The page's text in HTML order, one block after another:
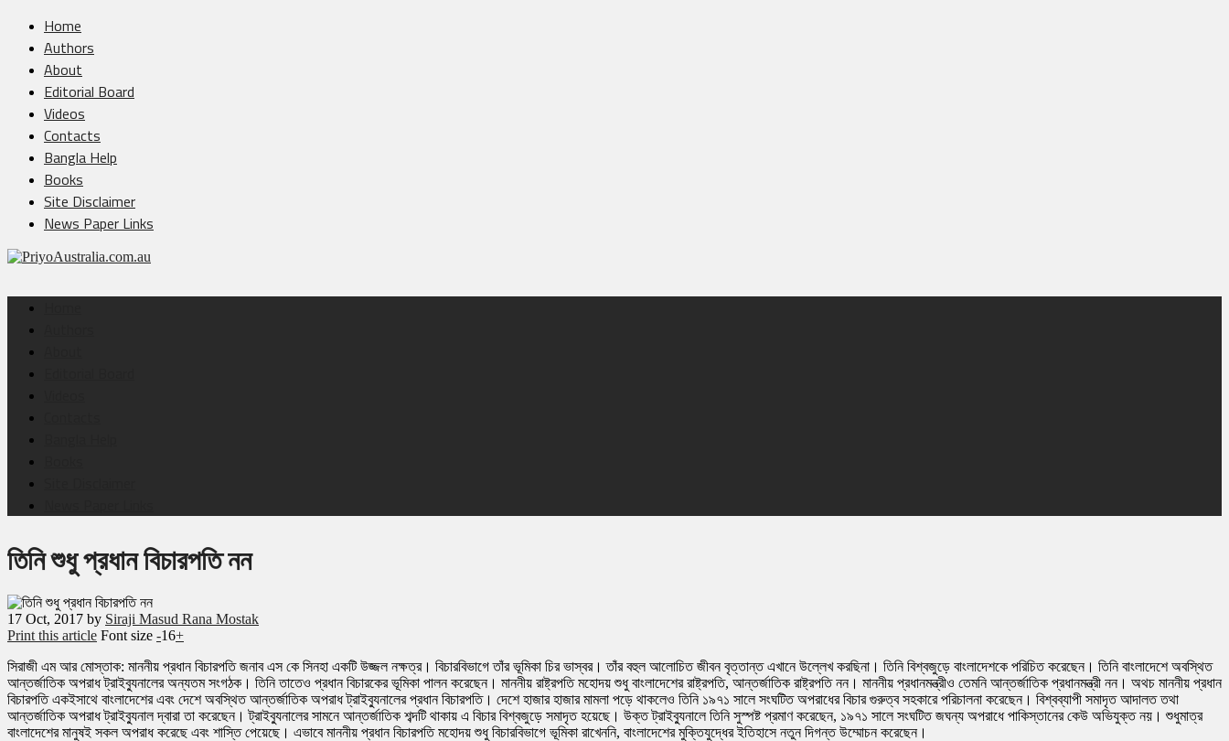
Home
Authors
About
Editorial Board
Videos
Contacts
Bangla Help
Books
Site Disclaimer
News Paper Links
তিনি শুধু প্রধান বিচারপতি নন
17 Oct, 2017 by Siraji Masud Rana Mostak
Print this article Font size -16+
সিরাজী এম আর মোস্তাক: মাননীয় প্রধান বিচারপতি জনাব এস কে সিনহা একটি উজ্জল নক্ষত্র। বিচারবিভাগে তাঁর ভূমিকা চির ভাস্বর। তাঁর বহুল আলোচিত জীবন বৃত্তান্ত এখানে উল্লেখ করছিনা। তিনি বিশ্বজুড়ে বাংলাদেশকে পরিচিত করেছেন। তিনি বাংলাদেশে অবস্থিত
আন্তর্জাতিক অপরাধ ট্রাইব্যুনালের অন্যতম সংগঠক। তিনি তাতেও প্রধান বিচারকের ভূমিকা পালন করেছেন। মাননীয় রাষ্ট্রপতি মহোদয় শুধু বাংলাদেশের রাষ্ট্রপতি, আন্তর্জাতিক রাষ্ট্রপতি নন। মাননীয় প্রধানমন্ত্রীও তেমনি আন্তর্জাতিক প্রধানমন্ত্রী নন। অথচ মাননীয় প্রধান
বিচারপতি একইসাথে বাংলাদেশের এবং দেশে অবস্থিত আন্তর্জাতিক অপরাধ ট্রাইব্যুনালের প্রধান বিচারপতি। দেশে হাজার হাজার মামলা পড়ে থাকলেও তিনি ১৯৭১ সালে সংঘটিত অপরাধের বিচার গুরুত্ব সহকারে পরিচালনা করেছেন। বিশ্বব্যাপী সমাদৃত আদালত তথা
আন্তর্জাতিক অপরাধ ট্রাইব্যুনাল দ্বারা তা করেছেন। ট্রাইব্যুনালের সামনে আন্তর্জাতিক শব্দটি থাকায় এ বিচার বিশ্বজুড়ে সমাদৃত হয়েছে। উক্ত ট্রাইব্যুনালে তিনি সুস্পষ্ট প্রমাণ করেছেন, ১৯৭১ সালে সংঘটিত জঘন্য অপরাধে পাকিস্তানের কেউ অভিযুক্ত নয়। শুধুমাত্র
বাংলাদেশের মানুষই সকল অপরাধ করেছে এবং শাস্তি পেয়েছে। এভাবে মাননীয় প্রধান বিচারপতি মহোদয় শুধু বিচারবিভাগে ভূমিকা রাখেননি, বাংলাদেশের মুক্তিযুদ্ধের ইতিহাসে নতুন দিগন্ত উম্মোচন করেছেন।